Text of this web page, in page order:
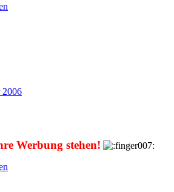
2006
Werbung stehen!